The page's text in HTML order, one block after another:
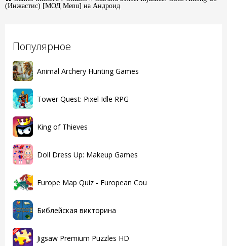
Популярное
Animal Archery Hunting Games
Tower Quest: Pixel Idle RPG
King of Thieves
Doll Dress Up: Makeup Games
Europe Map Quiz - European Cou
Библейская викторина
Jigsaw Premium Puzzles HD
(Инжастис) [МОД Menu] на Андроид